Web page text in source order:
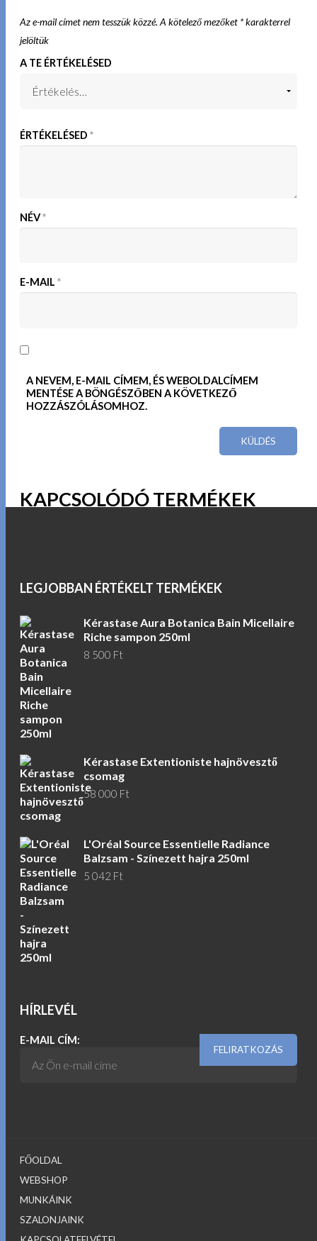
Az e-mail címet nem tesszük közzé. A kötelező mezőket *karakterrel
jelöltük
A TE ÉRTÉKELÉSED
ÉRTÉKELÉSED*
NÉV*
E-MAIL*
A NEVEM, E-MAIL CÍMEM, ÉS WEBOLDALCÍMEM
MENTÉSE A BÖNGÉSZŐBEN A KÖVETKEZŐ
HOZZÁSZÓLÁSOMHOZ.
KAPCSOLÓDÓ TERMÉKEK
LEGJOBBAN ÉRTÉKELT TERMÉKEK
Kérastase Aura Botanica Bain Micellaire
Riche sampon 250ml
8 500 Ft
Kérastase Extentioniste hajnövesztő
csomag
58 000 Ft
L'Oréal Source Essentielle Radiance
Balzsam - Színezett hajra 250ml
5 042 Ft
HÍRLEVÉL
E-MAIL CÍM:
FŐOLDAL
WEBSHOP
MUNKÁINK
SZALONJAINK